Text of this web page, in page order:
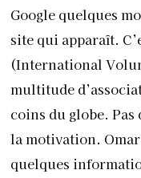
Google quelques
site qui apparaît.
(International
multitude
coins du globe.
la motivation.
quelques